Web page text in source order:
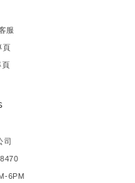
服
頁
頁
司
6PM